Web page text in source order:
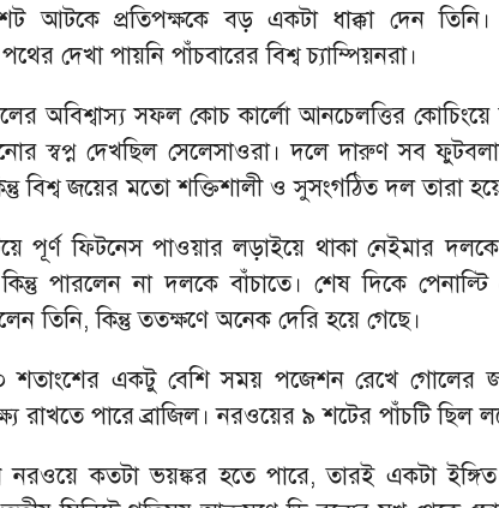
শট আটকে প্রতিপক্ষকে বড় একটা ধাক্কা দেন
দেখা পায়নি পাঁচবারের বিশ্ব চ্যাম্পিয়নরা।
অবিশ্বাস্য সফল কোচ কার্লো আনচেলত্তির কোচিংয়ে
স্বপ্ন দেখছিল সেলেসাওরা। দলে দারুণ সব
বিশ্ব জয়ের মতো শক্তিশালী ও সুসংগঠিত দল তারা
পূর্ণ ফিটনেস পাওয়ার লড়াইয়ে থাকা নেইমার
পারলেন না দলকে বাঁচাতে। শেষ দিকে
তিনি, কিন্তু ততক্ষণে অনেক দেরি হয়ে গেছে।
শতাংশের একটু বেশি সময় পজেশন রেখে গোলের
রাখতে পারে ব্রাজিল। নরওয়ের ৯ শটের পাঁচটি ছিল
নরওয়ে কতটা ভয়ঙ্কর হতে পারে, তারই একটা ইঙ্গিত